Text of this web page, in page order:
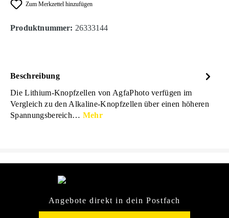
Zum Merkzettel hinzufügen
Produktnummer: 26333144
Beschreibung
Die Lithium-Knopfzellen von AgfaPhoto verfügen im
Vergleich zu den Alkaline-Knopfzellen über einen höheren
Spannungsbereich… Mehr
Angebote direkt in dein Postfach